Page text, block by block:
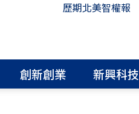
歷期北美智權報
創新創業 新興科技